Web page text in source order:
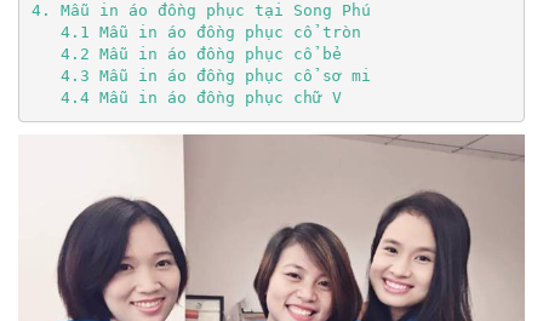
4. Mẫu in áo đồng phục tại Song Phú
   4.1 Mẫu in áo đồng phục cổ tròn
   4.2 Mẫu in áo đồng phục cổ bẻ
4.3 Mẫu in áo đồng phục cổ sơ mi
   4.4 Mẫu in áo đồng phục chữ V